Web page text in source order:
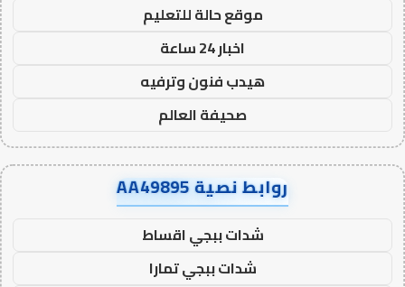
موقع حالة للتعليم
اخبار 24 ساعة
هيدب فنون وترفيه
صحيفة العالم
روابط نصية AA49895
شدات ببجي اقساط
شدات ببجي تمارا